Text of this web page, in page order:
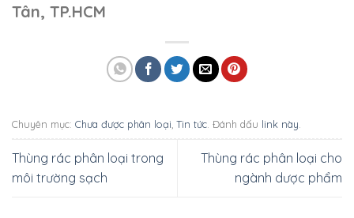
Tân, TP.HCM
Chuyên mục: Chưa được phân loại, Tin tức. Đánh dấu link này.
Thùng rác phân loại trong
môi trường sạch
Thùng rác phân loại cho
ngành dược phẩm